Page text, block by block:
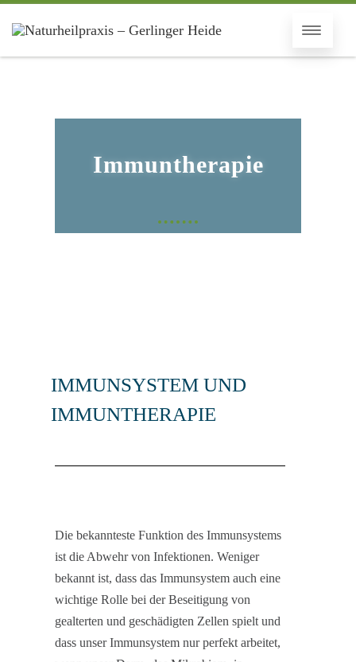
Immuntherapie
IMMUNSYSTEM UND
IMMUNTHERAPIE
Die bekannteste Funktion des Immunsystems
ist die Abwehr von Infektionen. Weniger
bekannt ist, dass das Immunsystem auch eine
wichtige Rolle bei der Beseitigung von
gealterten und geschädigten Zellen spielt und
dass unser Immunsystem nur perfekt arbeitet,